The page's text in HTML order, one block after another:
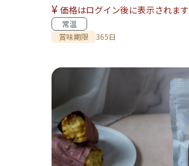
¥ 価格はログイン後に表示されます
常温
賞味期限
365日